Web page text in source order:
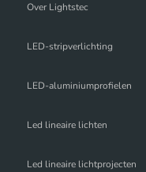
Over Lightstec
LED-stripverlichting
LED-aluminiumprofielen
Led lineaire lichten
Led lineaire lichtprojecten